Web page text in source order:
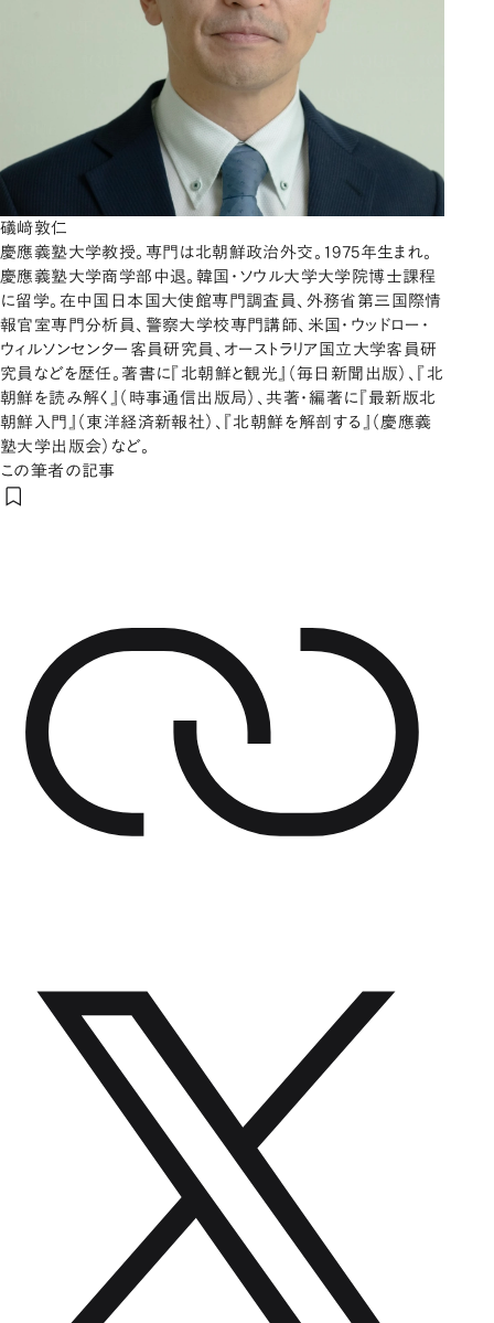
礒﨑敦仁
慶應義塾大学教授。専門は北朝鮮政治外交。1975年生まれ。
慶應義塾大学商学部中退。韓国・ソウル大学大学院博士課程
に留学。在中国日本国大使館専門調査員、外務省第三国際情
報官室専門分析員、警察大学校専門講師、米国・ウッドロー・
ウィルソンセンター客員研究員、オーストラリア国立大学客員研
究員などを歴任。著書に『北朝鮮と観光』（毎日新聞出版）、『北
朝鮮を読み解く』（時事通信出版局）、共著・編著に『最新版北
朝鮮入門』（東洋経済新報社）、『北朝鮮を解剖する』（慶應義
塾大学出版会）など。
この筆者の記事